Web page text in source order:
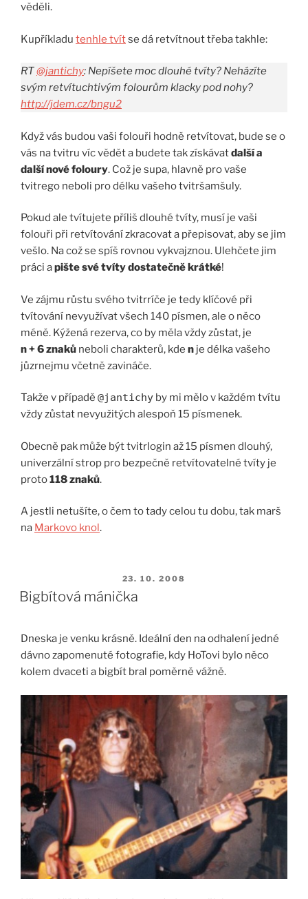
věděli.
Kupříkladu tenhle tvítse dá retvítnout třeba takhle:
RT@jantichy: Nepíšete moc dlouhé tvíty? Neházíte
svým retvítuchtivým folourům klacky pod nohy?
http://jdem.cz/bngu2
Když vás budou vaši folouři hodně retvítovat, bude se o
vás na tvitru víc vědět a budete tak získávatdalší a
další nové foloury. Což je supa, hlavně pro vaše
tvitrego neboli pro délku vašeho tvitršamšuly.
Pokud ale tvítujete příliš dlouhé tvíty, musí je vaši
folouři při retvítování zkracovat a přepisovat, aby se jim
vešlo. Na což se spíš rovnou vykvajznou. Ulehčete jim
práci apište své tvíty dostatečně krátké!
Ve zájmu růstu svého tvitrríče je tedy klíčové při
tvítování nevyužívat všech 140 písmen, ale o něco
méně. Kýžená rezerva, co by měla vždy zůstat, je
n + 6 znaků neboli charakterů, kde n je délka vašeho
jůzrnejmu včetně zavináče.
Takže v případě @jantichy by mi mělo v každém tvítu
vždy zůstat nevyužitých alespoň 15 písmenek.
Obecně pak může být tvitrlogin až 15 písmen dlouhý,
univerzální strop pro bezpečně retvítovatelné tvíty je
proto118 znaků.
A jestli netušíte, o čem to tady celou tu dobu, tak marš
na Markovo knol.
PUBLIKOVÁNO
23. 10. 2008
Bigbítová mánička
Dneska je venku krásně. Ideální den na odhalení jedné
dávno zapomenuté fotografie, kdy HoTovi bylo něco
kolem dvaceti a bigbít bral poměrně vážně.